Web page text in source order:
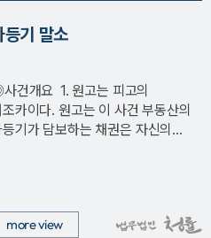
등기 말소
개요 1. 원고는 피고의
다. 원고는 이 사건 부동산의
기가 담보하는 채권은 자신의
more view